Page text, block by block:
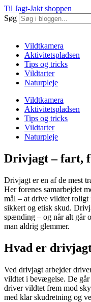
Til Jagt-Jakt shoppen
Søg
Vildtkamera
Aktivitetspladsen
Tips og tricks
Vildtarter
Naturpleje
Vildtkamera
Aktivitetspladsen
Tips og tricks
Vildtarter
Naturpleje
Drivjagt – fart,
Drivjagt er en af de mest
Her forenes samarbejdet
mål – at drive vildtet roligt
sikkert og etisk skud.
spænding – og når alt går
man aldrig glemmer.
Hvad er
Ved drivjagt arbejder
vildtet i bevægelse. De
driver vildtet frem mod
med klar skudretning og